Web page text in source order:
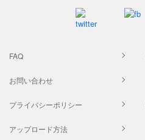
FAQ
お問い合わせ
プライバシーポリシー
アップロード方法